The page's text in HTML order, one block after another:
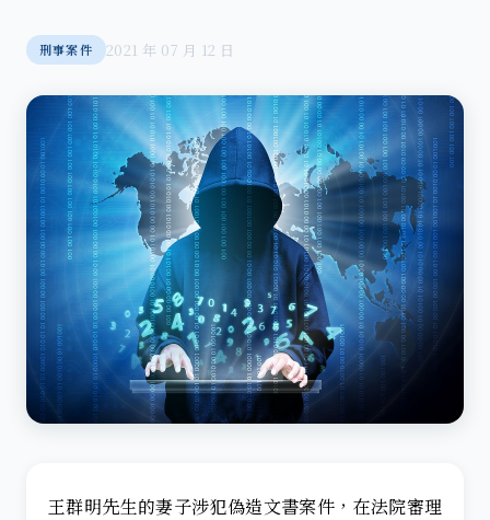
刑事案件 2021 年 07 月 12 日
王群明先生的妻子涉犯偽造文書案件，在法院審理